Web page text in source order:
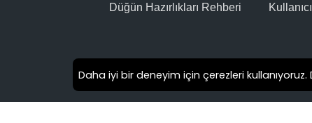
Otelin Fiyatları:
Giriş - Çıkış:
Düğün Hazırlıkları Rehberi
Daha iyi bir deneyim için çerezleri